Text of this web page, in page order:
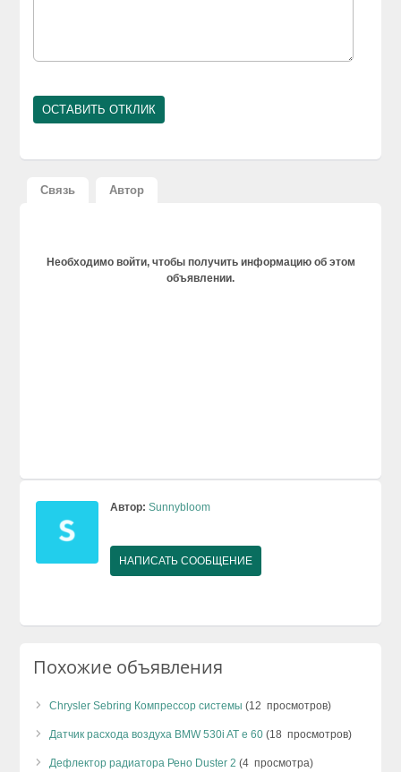
Связь Автор
Необходимо войти, чтобы получить информацию об этом
объявлении.
Автор: Sunnybloom
НАПИСАТЬ СООБЩЕНИЕ
Похожие объявления
Chrysler Sebring Компрессор системы (12 просмотров)
Датчик расхода воздуха BMW 530i AT e 60 (18 просмотров)
Дефлектор радиатора Рено Duster 2 (4 просмотра)